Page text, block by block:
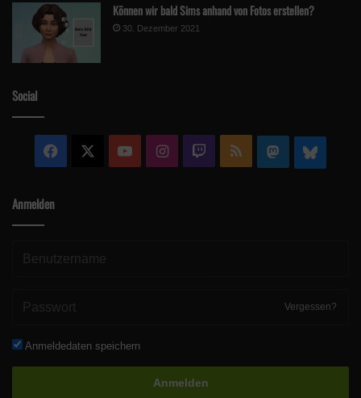
Können wir bald Sims anhand von Fotos erstellen?
30. Dezember 2021
Social
Facebook YouTubeInstagram
Twitch RSS Mastodon
Anmelden
Vergessen?
Anmeldedaten speichern
Anmelden